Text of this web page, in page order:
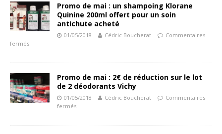
Promo de mai : un shampoing Klorane
Quinine 200ml offert pour un soin
antichute acheté
01/05/2018 Cédric Boucherat
Commentaires
fermés
Promo de mai : 2€ de réduction sur le lot
de 2 déodorants Vichy
01/05/2018 Cédric Boucherat
Commentaires
fermés